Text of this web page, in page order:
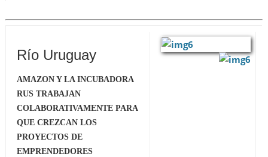
Río Uruguay
AMAZON Y LA INCUBADORA
RUS TRABAJAN
COLABORATIVAMENTE PARA
QUE CREZCAN LOS
PROYECTOS DE
EMPRENDEDORES